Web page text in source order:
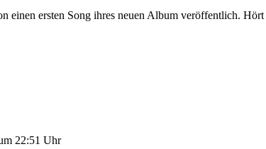
einen ersten Song ihres neuen Album veröffentlich.
22:51 Uhr